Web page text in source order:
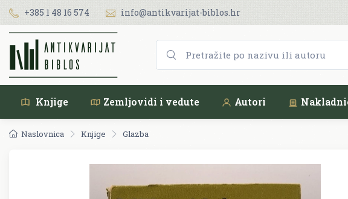
+385 1 48 16 574 info@antikvarijat-biblos.hr
Knjige Zemljovidi i vedute Autori
Naslovnica Knjige Glazba